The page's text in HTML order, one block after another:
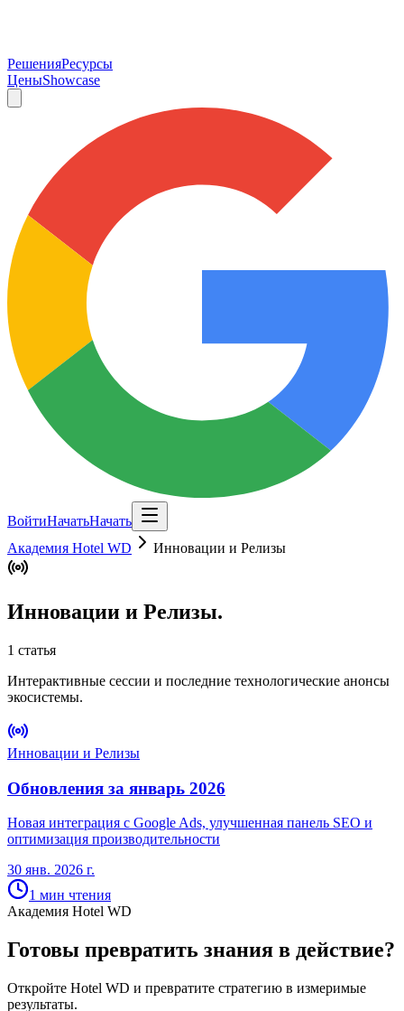
РешенияРесурсы
ЦеныShowcase
ВойтиНачатьНачать
Академия Hotel WD
Инновации и Релизы
Инновации и Релизы.
1 статья
Интерактивные сессии и последние технологические анонсы
экосистемы.
Инновации и Релизы
Обновления за январь 2026
Новая интеграция с Google Ads, улучшенная панель SEO и
оптимизация производительности
30 янв. 2026 г.
1 мин чтения
Академия Hotel WD
Готовы превратить знания в действие?
Откройте Hotel WD и превратите стратегию в измеримые
результаты.